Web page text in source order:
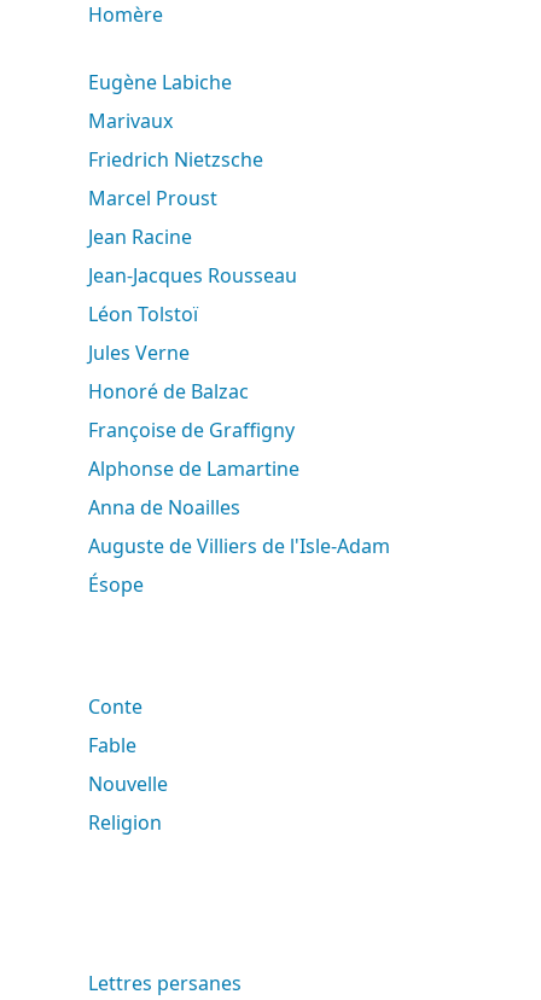
Homère
Eugène Labiche
Marivaux
Friedrich Nietzsche
Marcel Proust
Jean Racine
Jean-Jacques Rousseau
Léon Tolstoï
Jules Verne
Honoré de Balzac
Françoise de Graffigny
Alphonse de Lamartine
Anna de Noailles
Auguste de Villiers de l'Isle-Adam
Ésope
Conte
Fable
Nouvelle
Religion
Lettres persanes